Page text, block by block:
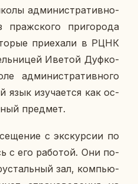
ад­ми­ни­стра­тив­но­
при­го­ро­да
при­е­ха­ли в РЦНК
Иветой Дуф­ко­
ад­ми­ни­стра­тив­но­го
язык изу­ча­ет­ся как ос­
пред­мет.
с экс­кур­сии по
с его ра­бо­той. Они по­
зал, ком­пью­